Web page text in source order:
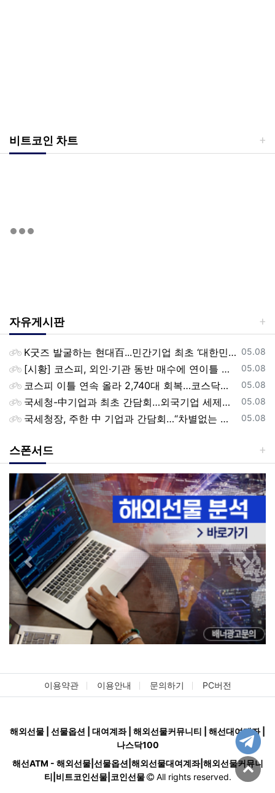
비트코인 차트
자유게시판
등록일
05.08
K굿즈 발굴하는 현대百...민간기업 최초 ‘대한민국 관광공모전’ 후원
등록일
05.08
[시황] 코스피, 외인·기관 동반 매수에 연이틀 상승…2745.05 마감
등록일
05.08
코스피 이틀 연속 올라 2,740대 회복…코스닥은 강보합(종합)
등록일
05.08
국세청-中기업과 최초 간담회…외국기업 세제혜택 등 논의
등록일
05.08
국세청장, 주한 中 기업과 간담회…“차별없는 공정과세 약속”
스폰서드
Previous Next
이용약관 이용안내 문의하기 PC버전
해외선물 | 선물옵션 | 대여계좌 | 해외선물커뮤니티 | 해선대여계좌 |
나스닥100
해선ATM - 해외선물|선물옵션|해외선물대여계좌|해외선물커뮤니
티|비트코인선물|코인선물
All rights reserved.